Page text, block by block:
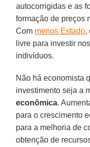
autocorrigidas e as
formação de preços
Com menos Estado,
livre para investir
indivíduos.
Não há economista
investimento seja a
econômica.
para o crescimento
para a melhoria de
obtenção de